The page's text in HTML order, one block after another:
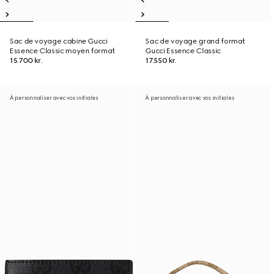
Sac de voyage cabine Gucci
Essence Classic moyen format
15.700 kr.
Sac de voyage grand format
Gucci Essence Classic
17.550 kr.
À personnaliser avec vos initiales À personnaliser avec vos initiales